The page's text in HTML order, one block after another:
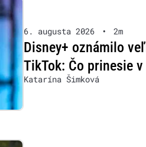
6. augusta 2026 • 2m
Disney+ oznámilo
TikTok: Čo prinesie
Katarína Šimková